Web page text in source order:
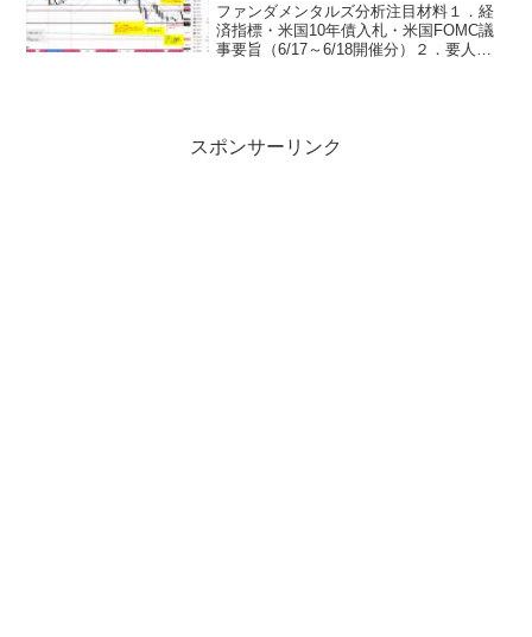
ファンダメンタルズ分析注目材料１．経
済指標・米国10年債入札・米国FOMC議
事要旨（6/17～6/18開催分）２．要人発
スポンサーリンク